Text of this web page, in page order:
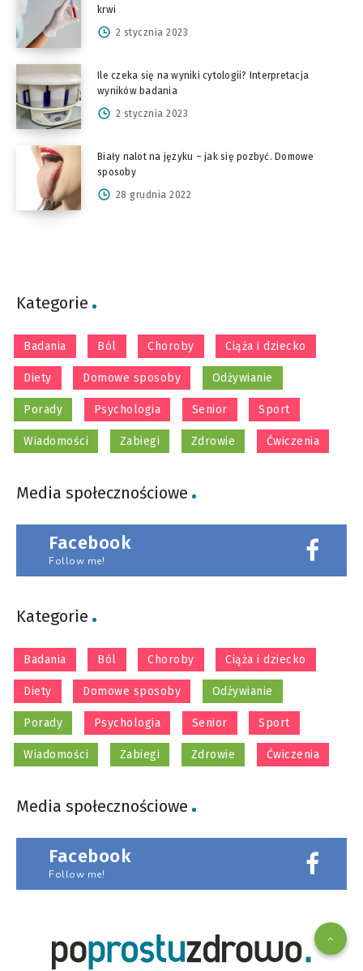
krwi
2 stycznia 2023
Ile czeka się na wyniki cytologii? Interpretacja
wyników badania
2 stycznia 2023
Biały nalot na języku – jak się pozbyć. Domowe
sposoby
28 grudnia 2022
Kategorie
Badania Ból Choroby Ciąża i dziecko
Diety Domowe sposoby Odżywianie
Porady Psychologia Senior Sport
Wiadomości Zabiegi Zdrowie Ćwiczenia
Media społecznościowe
Facebook
Follow me!
Kategorie
Badania Ból Choroby Ciąża i dziecko
Diety Domowe sposoby Odżywianie
Porady Psychologia Senior Sport
Wiadomości Zabiegi Zdrowie Ćwiczenia
Media społecznościowe
Facebook
Follow me!